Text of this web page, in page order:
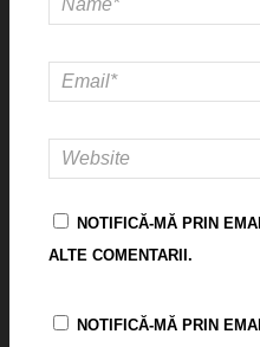
NOTIFICĂ-MĂ PRIN
ALTE COMENTARII.
NOTIFICĂ-MĂ PRIN